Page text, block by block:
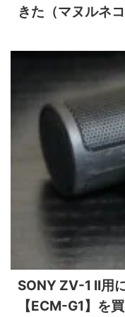
きた（マヌルネコ
SONY ZV-1 II用
【ECM-G1】を